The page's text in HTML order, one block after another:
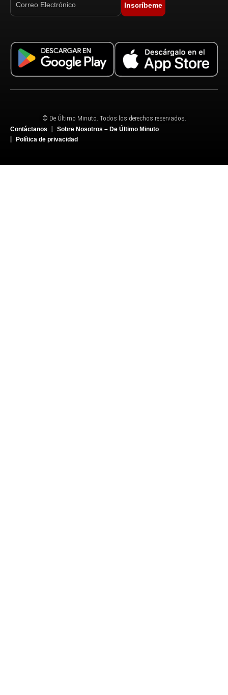
Inscríbeme
© De Último Minuto. Todos los derechos reservados.
Contáctanos
Sobre Nosotros – De Último Minuto
Política de privacidad